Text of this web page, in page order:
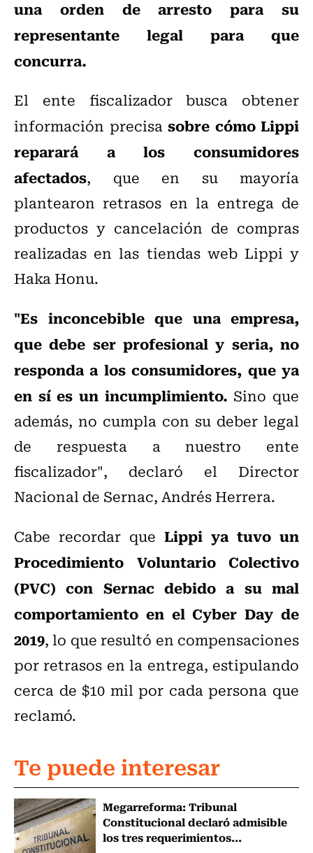
una orden de arresto para su
representante legal para que
concurra.
El ente fiscalizador busca obtener
información precisa sobre cómo Lippi
reparará a los consumidores
afectados, que en su mayoría
plantearon retrasos en la entrega de
productos y cancelación de compras
realizadas en las tiendas web Lippi y
Haka Honu.
"Es inconcebible que una empresa,
que debe ser profesional y seria, no
responda a los consumidores, que ya
en sí es un incumplimiento. Sino que
además, no cumpla con su deber legal
de respuesta a nuestro ente
fiscalizador", declaró el Director
Nacional de Sernac, Andrés Herrera.
Cabe recordar que Lippi ya tuvo un
Procedimiento Voluntario Colectivo
(PVC) con Sernac debido a su mal
comportamiento en el Cyber Day de
2019, lo que resultó en compensaciones
por retrasos en la entrega, estipulando
cerca de $10 mil por cada persona que
reclamó.
Te puede interesar
Megarreforma: Tribunal
Constitucional declaró admisible
los tres requerimientos...